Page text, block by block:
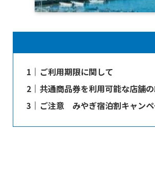
ご利用期限に関して
共通商品券を利用可能な店舗
ご注意 みやぎ宿泊割キャン